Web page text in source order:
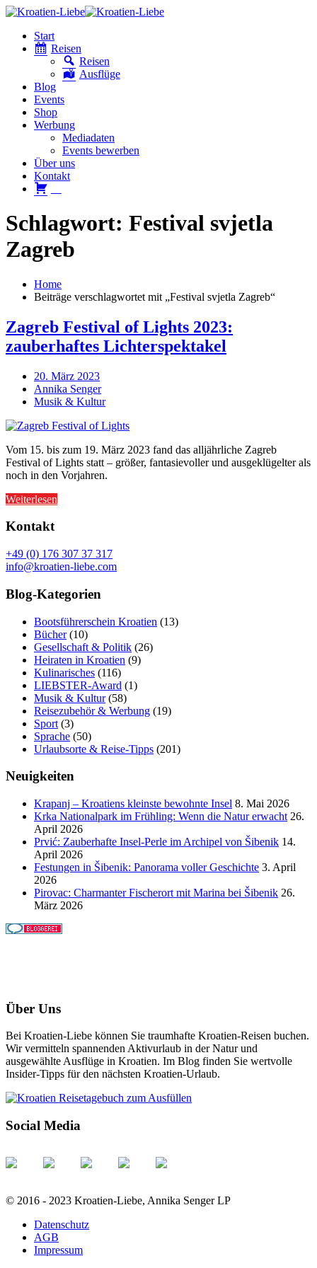
Start
Reisen
Reisen
Ausflüge
Blog
Events
Shop
Werbung
Mediadaten
Events bewerben
Über uns
Kontakt
Schlagwort: Festival svjetla
Zagreb
Home
Beiträge verschlagwortet mit „Festival svjetla Zagreb“
Zagreb Festival of Lights 2023:
zauberhaftes Lichterspektakel
20. März 2023
Annika Senger
Musik & Kultur
Vom 15. bis zum 19. März 2023 fand das alljährliche Zagreb
Festival of Lights statt – größer, fantasievoller und ausgeklügelter als
noch in den Vorjahren.
Weiterlesen
Kontakt
+49 (0) 176 307 37 317
info@kroatien-liebe.com
Blog-Kategorien
Bootsführerschein Kroatien (13)
Bücher(10)
Gesellschaft & Politik (26)
Heiraten in Kroatien (9)
Kulinarisches (116)
LIEBSTER-Award (1)
Musik & Kultur(58)
Reisezubehör & Werbung (19)
Sport (3)
Sprache (50)
Urlaubsorte & Reise-Tipps (201)
Neuigkeiten
Krapanj – Kroatiens kleinste bewohnte Insel 8. Mai 2026
Krka Nationalpark im Frühling: Wenn die Natur erwacht 26.
April 2026
Prvić: Zauberhafte Insel-Perle im Archipel von Šibenik 14.
April 2026
Festungen in Šibenik: Panorama voller Geschichte 3. April
2026
Pirovac: Charmanter Fischerort mit Marina bei Šibenik 26.
März 2026
Über Uns
Bei Kroatien-Liebe können Sie traumhafte Kroatien-Reisen buchen.
Wir vermitteln spannenden Aktivurlaub in der Natur und
ausgewählte Ausflüge in Kroatien. Im Blog finden Sie wertvolle
Insider-Tipps für den nächsten Kroatien-Urlaub.
Social Media
© 2016 - 2023 Kroatien-Liebe, Annika Senger LP
Datenschutz
AGB
Impressum